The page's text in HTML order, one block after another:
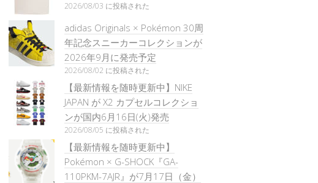
2026/08/03 に投稿された
adidas Originals × Pokémon 30周
年記念スニーカーコレクションが
2026年9月に発売予定
2026/08/02 に投稿された
【最新情報を随時更新中】NIKE
JAPAN が X2 カプセルコレクショ
ンが国内6月16日(火)発売
2026/08/05 に投稿された
【最新情報を随時更新中】
Pokémon × G-SHOCK『GA-
110PKM-7AJR』が7月17日（金）